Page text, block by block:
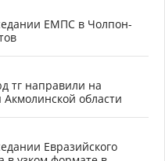
ЕМПС в Чолпон-
тг направили на
области
Евразийского